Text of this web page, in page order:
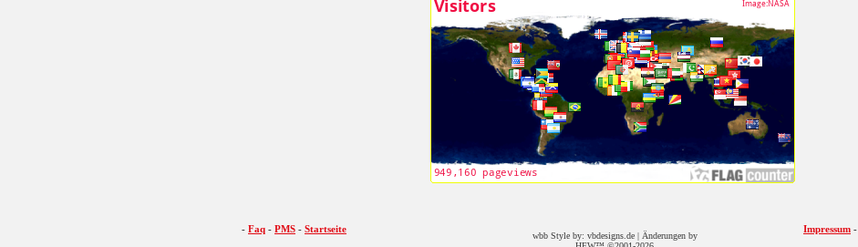
- Faq - PMS - Startseite
wbb Style by: vbdesigns.de | Änderungen by
Impressum -